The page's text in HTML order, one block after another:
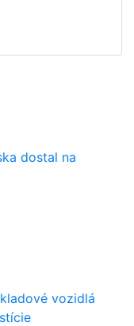
dostal na
vozidlá